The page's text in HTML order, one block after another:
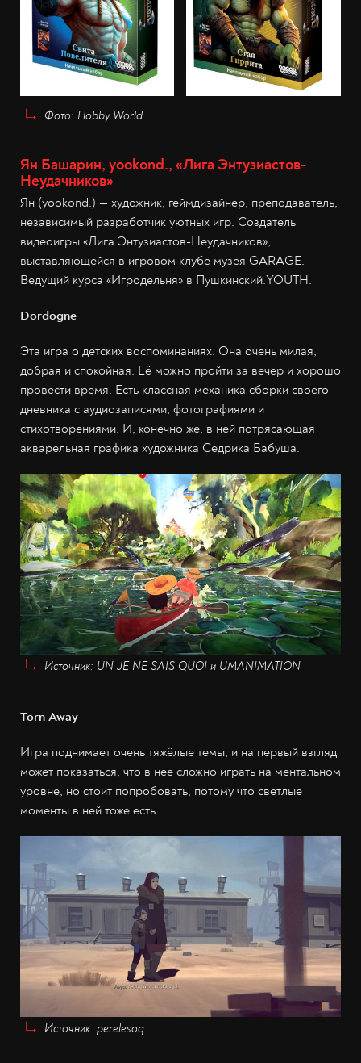
Фото: Hobby World
Ян Башарин, yookond., «Лига Энтузиастов-
Неудачников»
Ян (yookond.) — художник, геймдизайнер, преподаватель,
независимый разработчик уютных игр. Создатель
видеоигры «Лига Энтузиастов-Неудачников»,
выставляющейся в игровом клубе музея GARAGE.
Ведущий курса «Игродельня» в Пушкинский.YOUTH.
Dordogne
Эта игра о детских воспоминаниях. Она очень милая,
добрая и спокойная. Её можно пройти за вечер и хорошо
провести время. Есть классная механика сборки своего
дневника с аудиозаписями, фотографиями и
стихотворениями. И, конечно же, в ней потрясающая
акварельная графика художника Седрика Бабуша.
Источник: UN JE NE SAIS QUOI и UMANIMATION
Torn Away
Игра поднимает очень тяжёлые темы, и на первый взгляд
может показаться, что в неё сложно играть на ментальном
уровне, но стоит попробовать, потому что светлые
моменты в ней тоже есть.
Источник: perelesoq